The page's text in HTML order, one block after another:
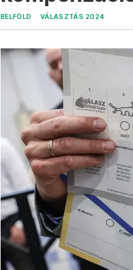
BELFÖLD VÁLASZTÁS 2024